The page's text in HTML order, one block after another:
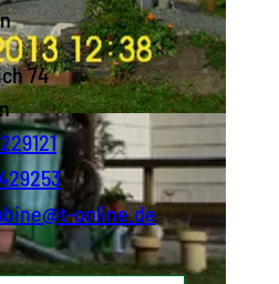
74
online.de